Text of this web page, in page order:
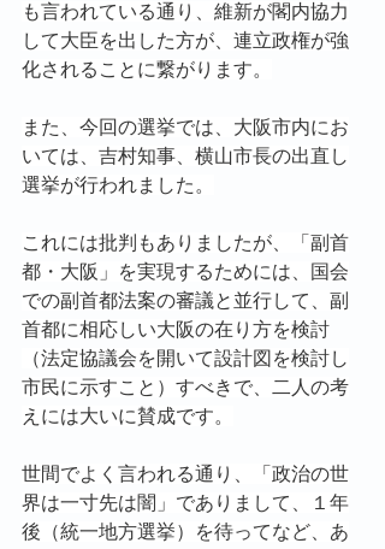
も言われている通り、維新が閣内協力
して大臣を出した方が、連立政権が強
化されることに繋がります。
また、今回の選挙では、大阪市内にお
いては、吉村知事、横山市長の出直し
選挙が行われました。
これには批判もありましたが、「副首
都・大阪」を実現するためには、国会
での副首都法案の審議と並行して、副
首都に相応しい大阪の在り方を検討
（法定協議会を開いて設計図を検討し
市民に示すこと）すべきで、二人の考
えには大いに賛成です。
世間でよく言われる通り、「政治の世
界は一寸先は闇」でありまして、１年
後（統一地方選挙）を待ってなど、あ